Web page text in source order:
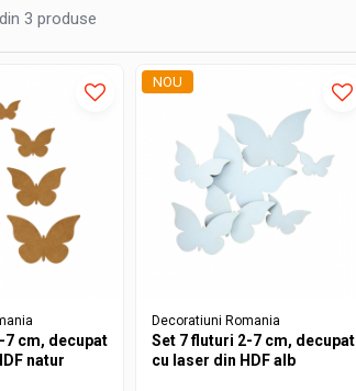
din 3 produse
7 cm, decupat
natur
NOU
Decoratiuni Romania
Set 7 fluturi 2-7 cm, decupat
cu laser din HDF alb